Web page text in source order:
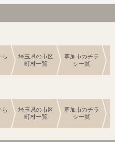
ら
埼玉県の市区
町村一覧
草加市のチラ
シ一覧
ら
埼玉県の市区
町村一覧
草加市のチラ
シ一覧